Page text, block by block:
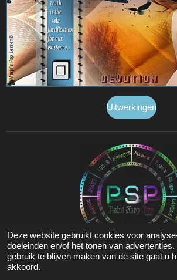
Deze website gebruikt cookies voor
doeleinden en/of het tonen van advertenties.
gebruik te blijven maken van de site gaat u
akkoord.
Uitwerkingen
Op de inhoud van deze website zit